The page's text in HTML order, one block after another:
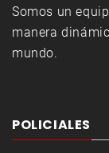
Somos un
manera
mundo.
POLICIALES